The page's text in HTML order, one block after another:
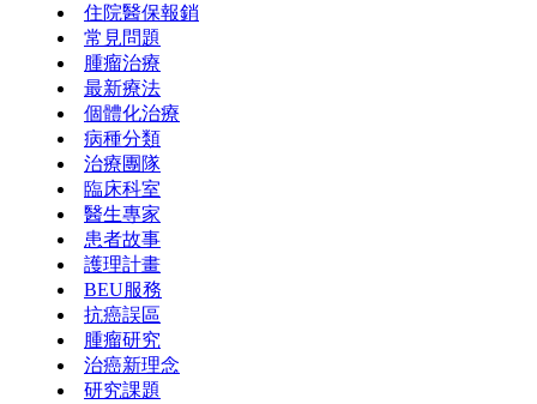
住院醫保報銷
常見問題
腫瘤治療
最新療法
個體化治療
病種分類
治療團隊
臨床科室
醫生專家
患者故事
護理計畫
BEU服務
抗癌誤區
腫瘤研究
治癌新理念
研究課題